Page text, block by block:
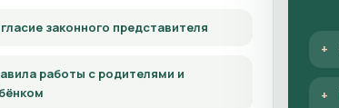
законного представителя
работы с родителями и